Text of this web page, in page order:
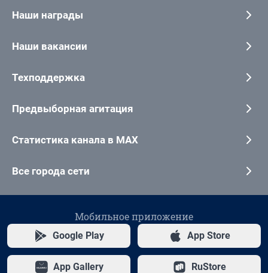
Наши награды
Наши вакансии
Техподдержка
Предвыборная агитация
Статистика канала в MAX
Все города сети
Мобильное приложение
Google Play App Store
App Gallery RuStore